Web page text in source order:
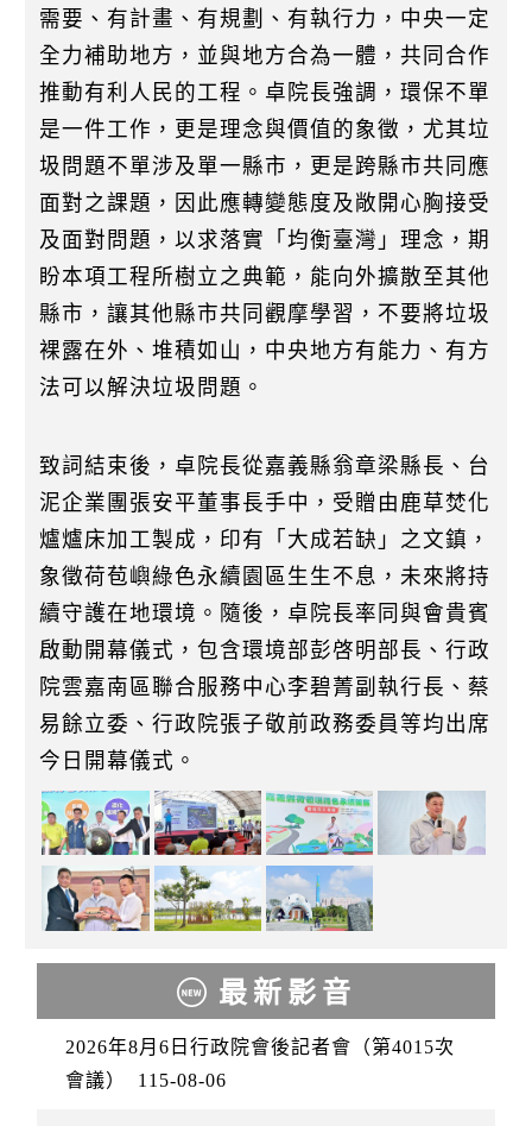
需要、有計畫、有規劃、有執行力，中央一定
全力補助地方，並與地方合為一體，共同合作
推動有利人民的工程。卓院長強調，環保不單
是一件工作，更是理念與價值的象徵，尤其垃
圾問題不單涉及單一縣市，更是跨縣市共同應
面對之課題，因此應轉變態度及敞開心胸接受
及面對問題，以求落實「均衡臺灣」理念，期
盼本項工程所樹立之典範，能向外擴散至其他
縣市，讓其他縣市共同觀摩學習，不要將垃圾
裸露在外、堆積如山，中央地方有能力、有方
法可以解決垃圾問題。
致詞結束後，卓院長從嘉義縣翁章梁縣長、台
泥企業團張安平董事長手中，受贈由鹿草焚化
爐爐床加工製成，印有「大成若缺」之文鎮，
象徵荷苞嶼綠色永續園區生生不息，未來將持
續守護在地環境。隨後，卓院長率同與會貴賓
啟動開幕儀式，包含環境部彭啓明部長、行政
院雲嘉南區聯合服務中心李碧菁副執行長、蔡
易餘立委、行政院張子敬前政務委員等均出席
今日開幕儀式。
最新影音
2026年8月6日行政院會後記者會（第4015次
會議）
115-08-06